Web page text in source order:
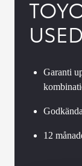
USED
Garanti
12